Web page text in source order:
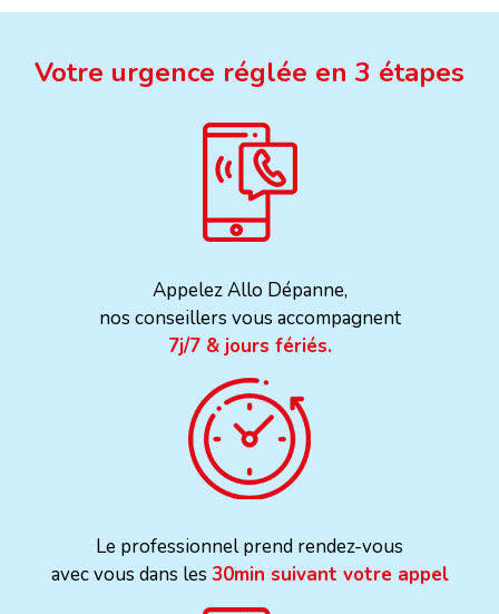
Votre urgence réglée en 3 étapes
Appelez Allo Dépanne,
nos conseillers vous accompagnent
7j/7 & jours fériés.
Le professionnel prend rendez-vous
avec vous dans les 30min suivant votre appel